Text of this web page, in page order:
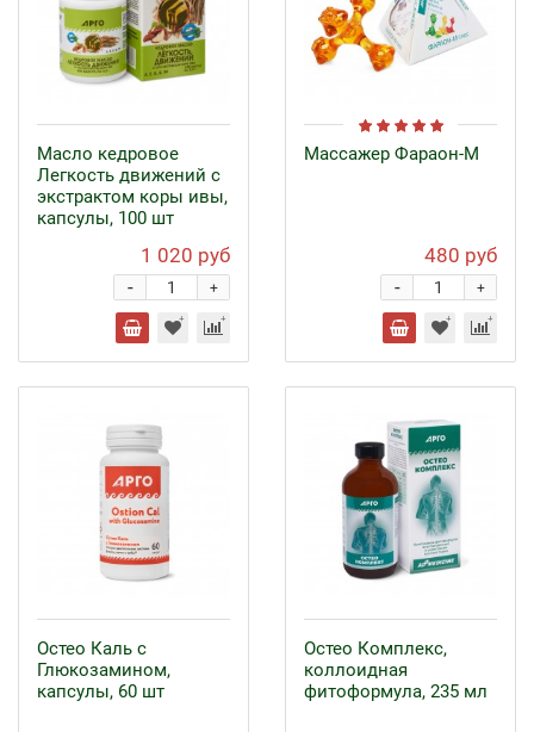
Масло кедровое
Легкость движений с
экстрактом коры ивы,
капсулы, 100 шт
1 020 руб
+
-
Массажер Фараон-М
480 руб
+
-
Остео Каль с
Глюкозамином,
капсулы, 60 шт
Остео Комплекс,
коллоидная
фитоформула, 235 мл